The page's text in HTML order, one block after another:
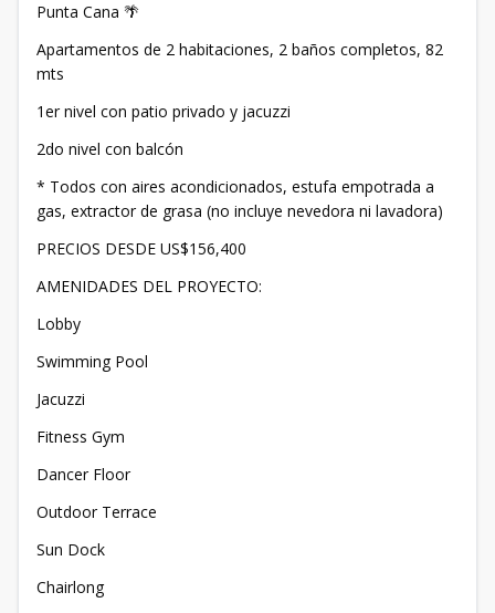
Punta Cana 🌴
Apartamentos de 2 habitaciones, 2 baños completos, 82
mts
1er nivel con patio privado y jacuzzi
2do nivel con balcón
* Todos con aires acondicionados, estufa empotrada a
gas, extractor de grasa (no incluye nevedora ni lavadora)
PRECIOS DESDE US$156,400
AMENIDADES DEL PROYECTO:
Lobby
Swimming Pool
Jacuzzi
Fitness Gym
Dancer Floor
Outdoor Terrace
Sun Dock
Chairlong